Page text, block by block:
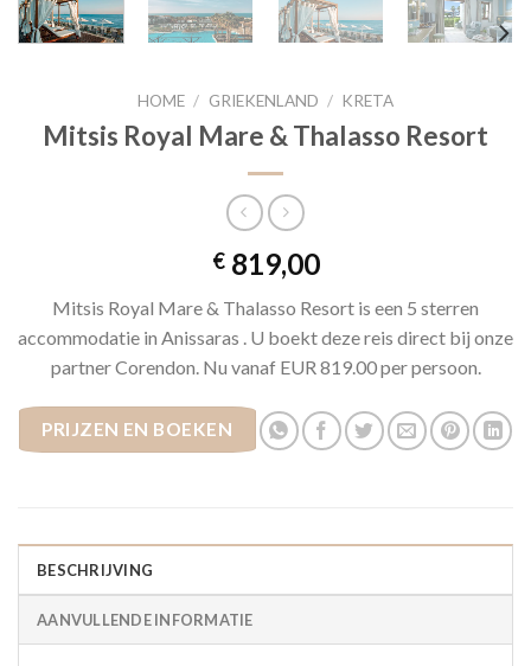
HOME / GRIEKENLAND / KRETA
Mitsis Royal Mare & Thalasso Resort
€819,00
Mitsis Royal Mare & Thalasso Resort is een 5 sterren
accommodatie in Anissaras . U boekt deze reis direct bij onze
partner Corendon. Nu vanaf EUR 819.00 per persoon.
PRIJZEN EN BOEKEN
BESCHRIJVING
AANVULLENDE INFORMATIE